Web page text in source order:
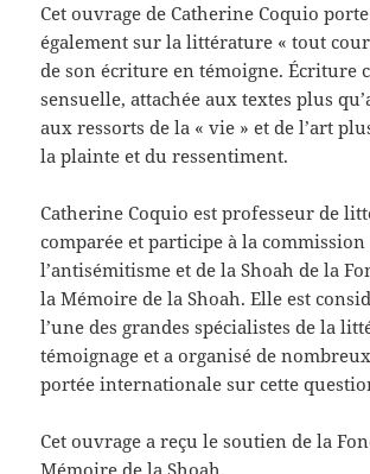
Cet ouvrage de Catherine Coquio
également sur la littérature « tout
de son écriture en témoigne. Écriture
sensuelle, attachée aux textes plus
aux ressorts de la « vie » et de l’art
la plainte et du ressentiment.
Catherine Coquio est professeur de
comparée et participe à la
l’antisémitisme et de la Shoah de la
la Mémoire de la Shoah. Elle est
l’une des grandes spécialistes de la
témoignage et a organisé de
portée internationale sur cette
Cet ouvrage a reçu le soutien de la